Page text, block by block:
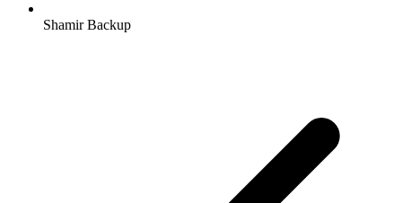
Shamir Backup